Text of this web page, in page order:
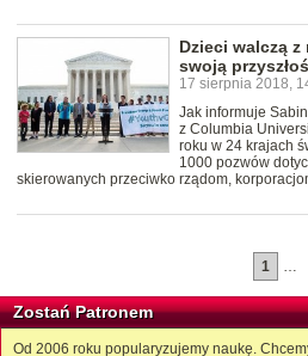
Dzieci walczą
swoją
17 sierpnia 2018,
Jak informuje
z Columbia
roku w 24 krajach
1000 pozwów
skierowanych przeciwko rządom,
1 …
Zostań Patronem
Od 2006 roku popularyzujemy naukę.